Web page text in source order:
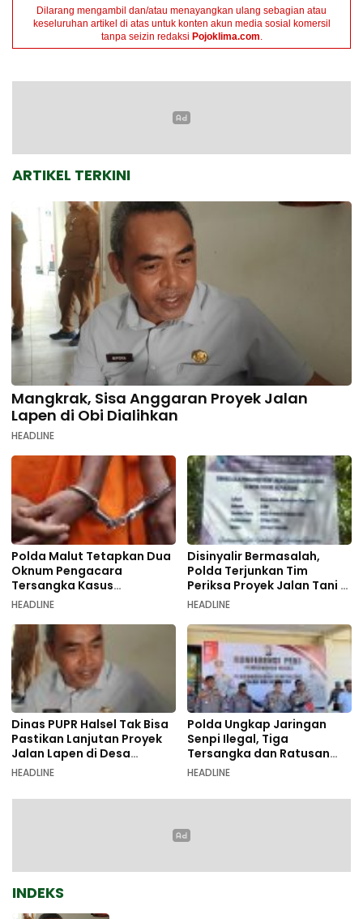
Dilarang mengambil dan/atau menayangkan ulang sebagian atau
keseluruhan artikel di atas untuk konten akun media sosial komersil
tanpa seizin redaksi Pojoklima.com.
ARTIKEL TERKINI
Mangkrak, Sisa Anggaran Proyek Jalan
Lapen di Obi Dialihkan
HEADLINE
Polda Malut Tetapkan Dua
Oknum Pengacara
Tersangka Kasus
Pemalsuan Dokumen
HEADLINE
Disinyalir Bermasalah,
Polda Terjunkan Tim
Periksa Proyek Jalan Tani di
Galala
HEADLINE
Dinas PUPR Halsel Tak Bisa
Pastikan Lanjutan Proyek
Jalan Lapen di Desa
Sambiki
HEADLINE
Polda Ungkap Jaringan
Senpi Ilegal, Tiga
Tersangka dan Ratusan
Amunisi Diamankan
HEADLINE
INDEKS